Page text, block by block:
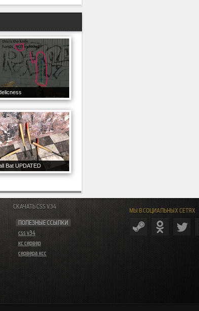
Bat UPDATED
МЫ В СОЦИАЛЬНЫХ СЕТЯХ
ПОЛЕЗНЫЕ ССЫЛКИ
css v34
кс сервер
сервера ксс
СКАЧАТЬ CSS V34